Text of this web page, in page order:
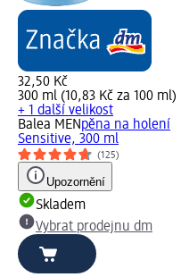
32,50 Kč
300 ml (10,83 Kč za 100 ml)
+ 1 další velikost
Balea MENpěna na holení
Sensitive, 300 ml
(125)
Upozornění
Skladem
Vybrat prodejnu dm